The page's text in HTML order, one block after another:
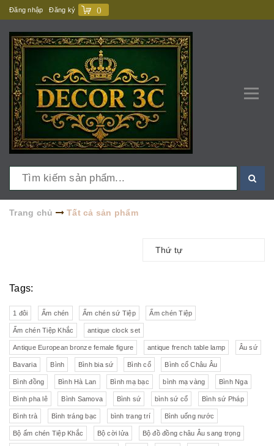
Đăng nhập Đăng ký ()
Trang chủ Tất cả sản phẩm
Thứ tự
Tags:
1 đôi Ấm chén Ấm chén sứ Tiệp Ấm chén Tiệp
Ấm chén Tiệp Khắc antique clock set
Antique European bronze female figure antique french table lamp Âu sứ
Bavaria Bình Bình bia sứ Bình cổ Bình cổ Châu Âu
Bình đồng Bình Hà Lan Bình mạ bạc bình mạ vàng Bình Nga
Bình pha lê Bình Samova Bình sứ bình sứ cổ Bình sứ Pháp
Bình trà Bình tráng bạc bình trang trí Bình uống nước
Bộ ấm chén Tiệp Khắc Bộ cời lửa Bộ đồ đồng châu Âu sang trọng